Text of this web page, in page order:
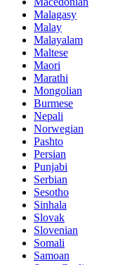
Malagasy
Malay
Malayalam
Maltese
Maori
Marathi
Mongolian
Burmese
Nepali
Norwegian
Pashto
Persian
Punjabi
Serbian
Sesotho
Sinhala
Slovak
Slovenian
Somali
Samoan